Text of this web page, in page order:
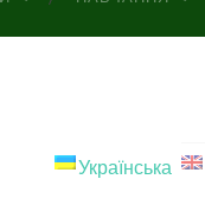
Українська